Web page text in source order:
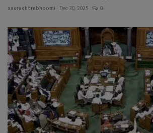
saurashtrabhoomi Dec 30, 2025 0